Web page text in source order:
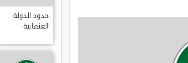
حدود الدولة
العثمانية